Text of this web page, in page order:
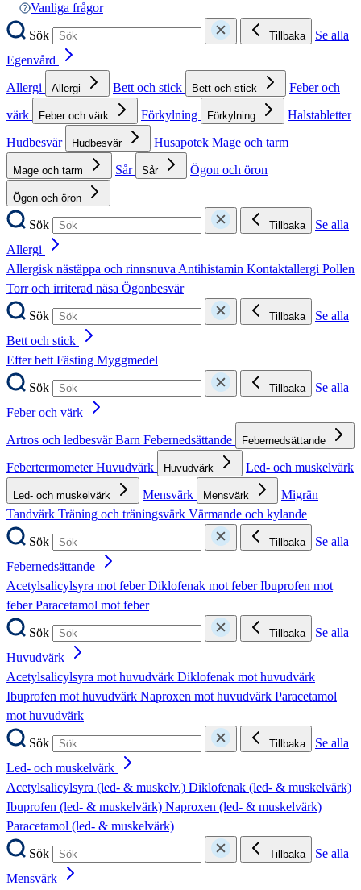
Vanliga frågor
Sök
Tillbaka
Se alla
Egenvård
Allergi
Allergi Bett och stick Bett och stick
Feber och
värk
Feber och värk Förkylning Förkylning
Halstabletter
Hudbesvär
Hudbesvär Husapotek Mage och tarm
Mage och tarm Sår Sår Ögon och öron
Ögon och öron
Sök Tillbaka
Se alla
Allergi
Allergisk nästäppa och rinnsnuvaAntihistamin Kontaktallergi Pollen
Torr och irriterad näsa Ögonbesvär
Sök
Tillbaka
Se alla
Bett och stick
Efter bettFästing Myggmedel
Sök
Tillbaka
Se alla
Feber och värk
Artros och ledbesvärBarn Febernedsättande Febernedsättande
FebertermometerHuvudvärk Huvudvärk Led- och muskelvärk
Led- och muskelvärk Mensvärk Mensvärk
Migrän
Tandvärk Träning och träningsvärk Värmande och kylande
Sök
Tillbaka
Se alla
Febernedsättande
Acetylsalicylsyra mot feberDiklofenak mot feberIbuprofen mot
feberParacetamol mot feber
Sök
Tillbaka
Se alla
Huvudvärk
Acetylsalicylsyra mot huvudvärk Diklofenak mot huvudvärk
Ibuprofen mot huvudvärk Naproxen mot huvudvärk Paracetamol
mot huvudvärk
Sök
Tillbaka
Se alla
Led- och muskelvärk
Acetylsalicylsyra (led- & muskelv.) Diklofenak (led- & muskelvärk)
Ibuprofen (led- & muskelvärk) Naproxen (led- & muskelvärk)
Paracetamol (led- & muskelvärk)
Sök
Tillbaka
Se alla
Mensvärk